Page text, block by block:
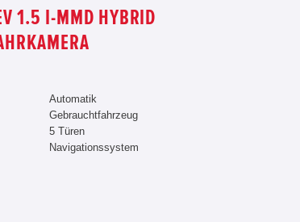
1.5 I-MMD HYBRID
Automatik
Gebrauchtfahrzeug
5 Türen
Navigationssystem